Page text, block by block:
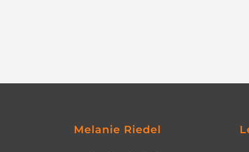
Melanie Riedel